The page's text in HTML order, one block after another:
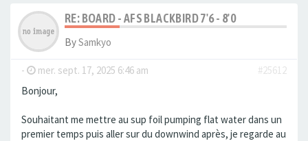
RE: BOARD - AFS BLACKBIRD 7'6 - 8'0
BySamkyo
- mer. sept. 17, 2025 6:46 am
#25612
Bonjour,
Souhaitant me mettre au sup foil pumping flat water dans un
premier temps puis aller sur du downwind après, je regarde au